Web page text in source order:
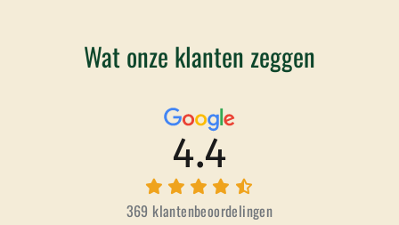
Wat onze klanten zeggen
4.4
369 klantenbeoordelingen